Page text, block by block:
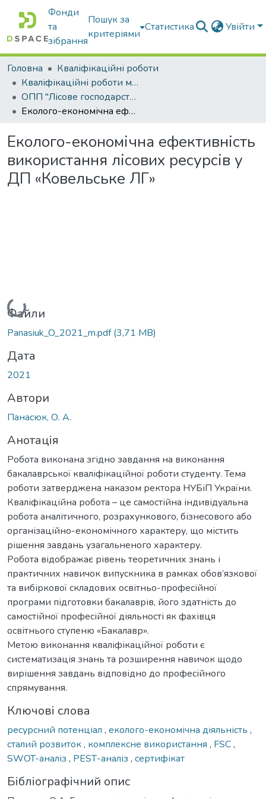
Фонди
та
зібрання
Пошук за
критеріями
Статистика Увійти
Головна
Кваліфікаційні роботи
Кваліфікаційні роботи магістрів
ОПП "Лісове господарство"
Еколого-економічна ефективність використання лісових ресурсів у ДП «Ковельське ЛГ»
Еколого-економічна ефективність
використання лісових ресурсів у
ДП «Ковельське ЛГ»
Вантажиться...
Файли
Panasiuk_O_2021_m.pdf(3,71 MB)
Дата
2021
Автори
Панасюк, О. А.
Анотація
Робота виконана згідно завдання на виконання
бакалаврської кваліфікаційної роботи студенту. Тема
роботи затверджена наказом ректора НУБіП України.
Кваліфікаційна робота – це самостійна індивідуальна
робота аналітичного, розрахункового, бізнесового або
організаційно-економічного характеру, що містить
рішення завдань узагальненого характеру.
Робота відображає рівень теоретичних знань і
практичних навичок випускника в рамках обов’язкової
та вибіркової складових освітньо-професійної
програми підготовки бакалаврів, його здатність до
самостійної професійної діяльності як фахівця
освітнього ступеню «Бакалавр».
Метою виконання кваліфікаційної роботи є
систематизація знань та розширення навичок щодо
вирішення завдань відповідно до професійного
спрямування.
Ключові слова
ресурсний потенціал , еколого-економічна діяльність ,
сталий розвиток, комплексне використання , FSC,
SWOT-аналіз , РЕSТ-аналіз , сертифікат
Бібліографічний опис